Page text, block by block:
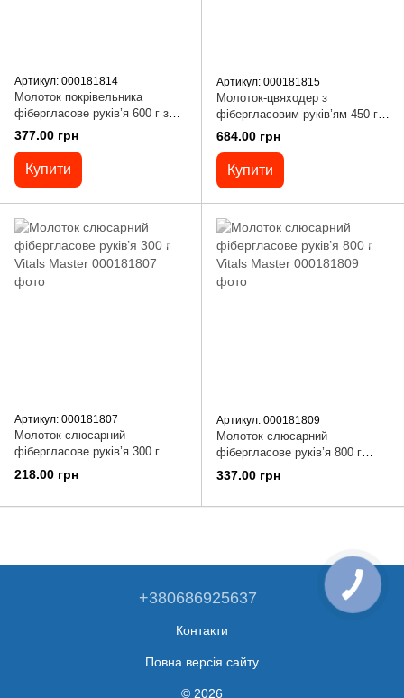
Артикул: 000181814
Молоток покрівельника
фібергласове руків’я 600 г з
магнітом Vitals Master
377.00 грн
Купити
Артикул: 000181815
Молоток-цвяходер з
фібергласовим руків’ям 450 г
Vitals Master
684.00 грн
Купити
Артикул: 000181807
Молоток слюсарний
фібергласове руків’я 300 г
Vitals Master
218.00 грн
Артикул: 000181809
Молоток слюсарний
фібергласове руків’я 800 г
Vitals Master
337.00 грн
+380686925637
Контакти
Повна версія сайту
© 2026